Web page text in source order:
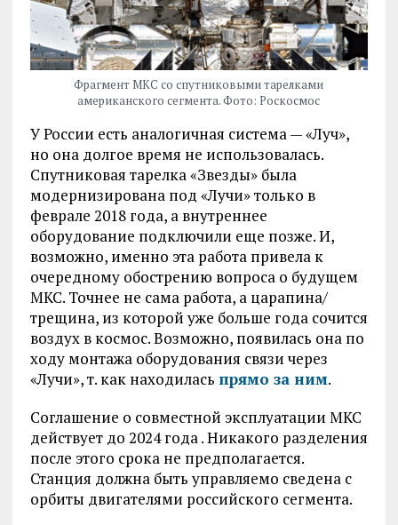
Фрагмент МКС со спутниковыми тарелками
американского сегмента. Фото: Роскосмос
У России есть аналогичная система — «Луч»,
но она долгое время не использовалась.
Спутниковая тарелка «Звезды» была
модернизирована под «Лучи» только в
феврале 2018 года, а внутреннее
оборудование подключили еще позже. И,
возможно, именно эта работа привела к
очередному обострению вопроса о будущем
МКС. Точнее не сама работа, а царапина/
трещина, из которой уже больше года сочится
воздух в космос. Возможно, появилась она по
ходу монтажа оборудования связи через
«Лучи», т. как находилась прямо за ним.
Соглашение о совместной эксплуатации МКС
действует до 2024 года . Никакого разделения
после этого срока не предполагается.
Станция должна быть управляемо сведена с
орбиты двигателями российского сегмента.